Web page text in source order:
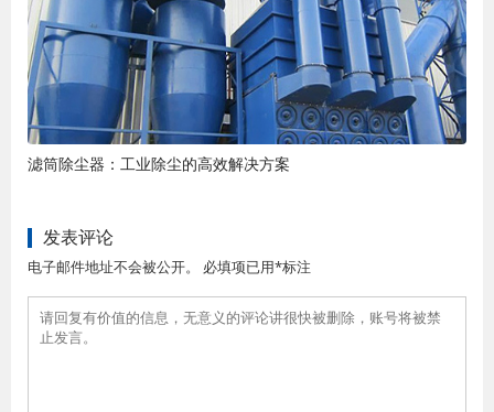
滤筒除尘器：工业除尘的高效解决方案
发表评论
电子邮件地址不会被公开。 必填项已用*标注